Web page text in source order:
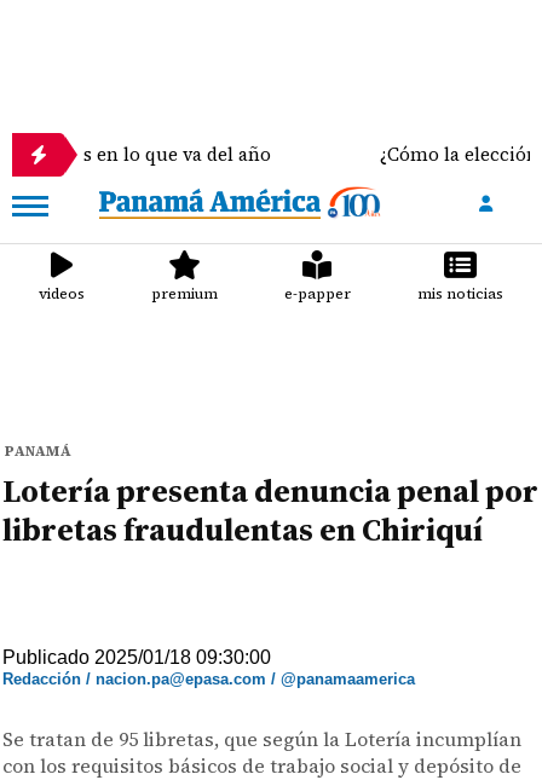
en lo que va del año ¿Cómo la elección del
videos premium e-papper mis noticias
PANAMÁ
Lotería presenta denuncia penal por
libretas fraudulentas en Chiriquí
Publicado 2025/01/18 09:30:00
Redacción / nacion.pa@epasa.com / @panamaamerica
Se tratan de 95 libretas, que según la Lotería incumplían
con los requisitos básicos de trabajo social y depósito de